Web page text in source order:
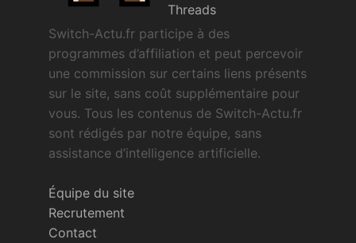
Threads
Switch-Actu.fr participe à des
programmes d’affiliation et peut percevoir
une commission sur certains liens présents
sur le site, sans coût supplémentaire pour
vous. Tous les contenus de Switch-Actu.fr
sont rédigés par notre équipe, sans
assistance d’intelligence artificielle.
Équipe du site
Recrutement
Contact